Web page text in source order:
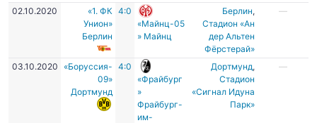
02.10.2020
«1. ФК
Унион»
Берлин
4:0
«Майнц-05
» Майнц
Берлин,
Стадион «Ан
дер Альтен
Фёрстерай»
—
03.10.2020
«Боруссия-
09»
Дортмунд
4:0
«Фрайбург
»
Фрайбург-
им-
Дортмунд,
Стадион
«Сигнал Идуна
Парк»
—